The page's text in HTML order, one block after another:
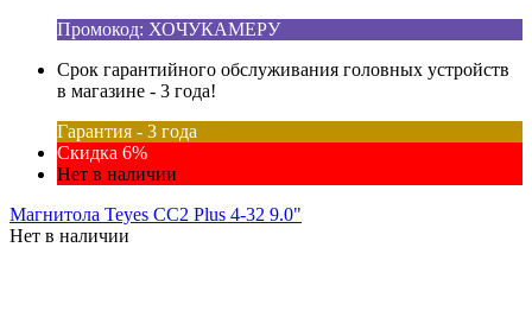
Промокод: ХОЧУКАМЕРУ
Срок гарантийного обслуживания головных устройств
в магазине - 3 года!
Гарантия - 3 года
Скидка 6%
Нет в наличии
Магнитола Teyes CC2 Plus 4-32 9.0"
Нет в наличии